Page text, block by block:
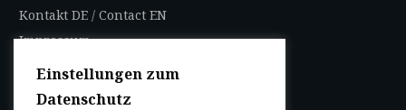
Kontakt DE / Contact EN
Impressum
Datenschutzbestimmungen
Nutzungsbedingungen
Einstellungen zum
Datenschutz